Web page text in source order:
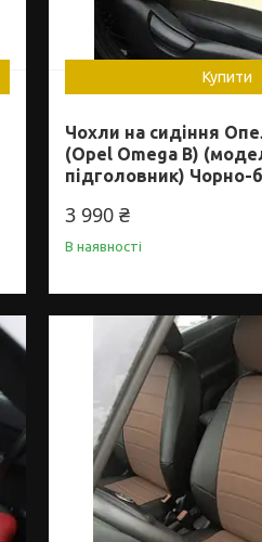
Купити
Чохли на сидіння
(Opel Omega B)
підголовник) Чорно-
3 990 ₴
В наявності